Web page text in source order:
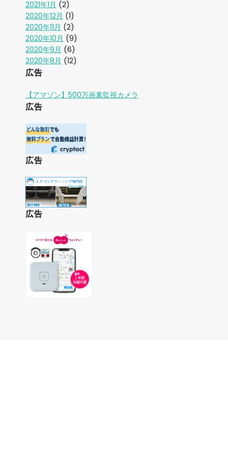
2021年1月 (2)
2020年12月 (1)
2020年11月 (2)
2020年10月 (9)
2020年9月 (6)
2020年8月 (12)
広告
【アマゾン】500万画素監視カメラ
広告
広告
広告